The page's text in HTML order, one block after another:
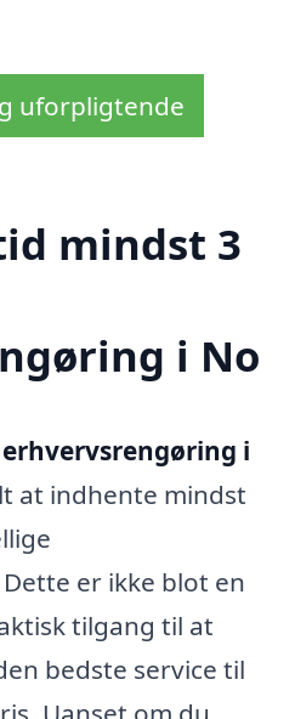
uforpligtende
mindst 3
i No
erhvervsrengøring i
at indhente mindst
er ikke blot en
tilgang til at
bedste service til